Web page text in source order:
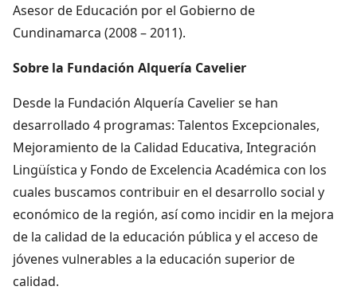
Asesor de Educación por el Gobierno de
Cundinamarca (2008 – 2011).
Sobre la Fundación Alquería Cavelier
Desde la Fundación Alquería Cavelier se han
desarrollado 4 programas: Talentos Excepcionales,
Mejoramiento de la Calidad Educativa, Integración
Lingüística y Fondo de Excelencia Académica con los
cuales buscamos contribuir en el desarrollo social y
económico de la región, así como incidir en la mejora
de la calidad de la educación pública y el acceso de
jóvenes vulnerables a la educación superior de
calidad.